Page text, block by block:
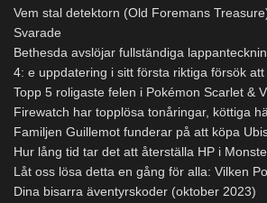
Vem stal detektorn (Old Foremans
Svarade
Bethesda avslöjar fullständiga
4: e uppdatering i sitt första riktiga försök
Topp 5 roligaste felen i Pokémon Scarlet &
Firewatch har topplösa tonåringar, köttiga
Familjen Guillemot funderar på att köpa
Hur lång tid tar det att återställa HP i
Låt oss lösa detta en gång för alla: Vilken
Dina bisarra äventyrskoder (oktober 2023)